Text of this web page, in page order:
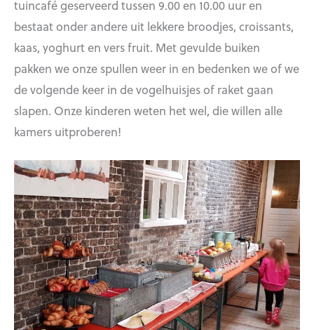
tuincafé geserveerd tussen 9.00 en 10.00 uur en
bestaat onder andere uit lekkere broodjes, croissants,
kaas, yoghurt en vers fruit. Met gevulde buiken
pakken we onze spullen weer in en bedenken we of we
de volgende keer in de vogelhuisjes of raket gaan
slapen. Onze kinderen weten het wel, die willen alle
kamers uitproberen!